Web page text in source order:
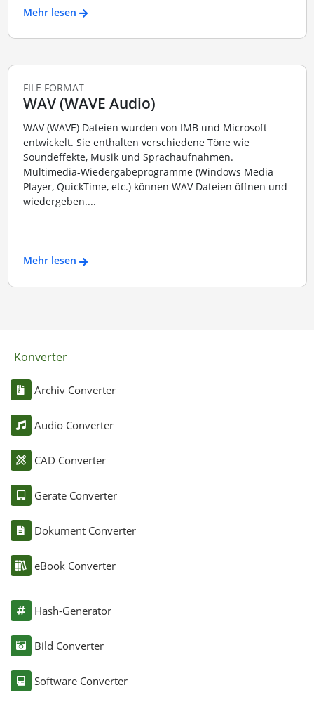
Mehr lesen
FILE FORMAT
WAV (WAVE Audio)
WAV (WAVE) Dateien wurden von IMB und Microsoft
entwickelt. Sie enthalten verschiedene Töne wie
Soundeffekte, Musik und Sprachaufnahmen.
Multimedia-Wiedergabeprogramme (Windows Media
Player, QuickTime, etc.) können WAV Dateien öffnen und
wiedergeben....
Mehr lesen
Konverter
Archiv Converter
Audio Converter
CAD Converter
Geräte Converter
Dokument Converter
eBook Converter
Hash-Generator
Bild Converter
Software Converter